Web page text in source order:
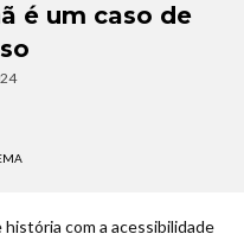
é um caso de
com a acessibilidade